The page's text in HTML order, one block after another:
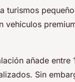
turismos
vehículos
añade
Sin